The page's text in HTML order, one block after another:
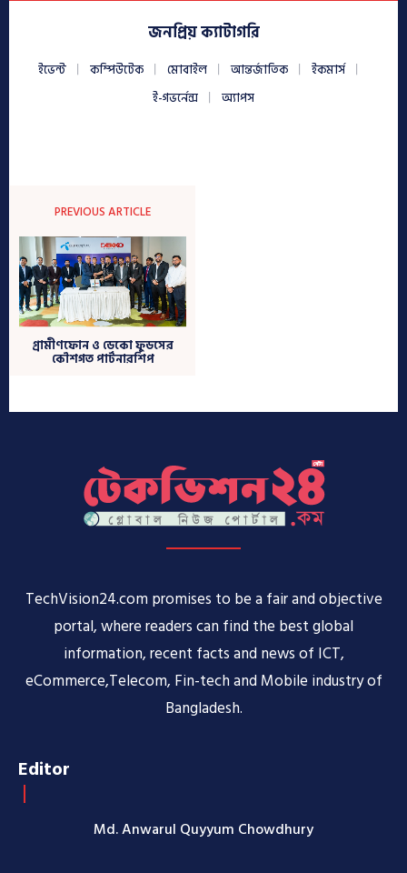
TechVision24.com promises to be a fair and objective
portal, where readers can find the best global
information, recent facts and news of ICT,
eCommerce,Telecom, Fin-tech and Mobile industry of
Bangladesh.
Editor
Md. Anwarul Quyyum Chowdhury